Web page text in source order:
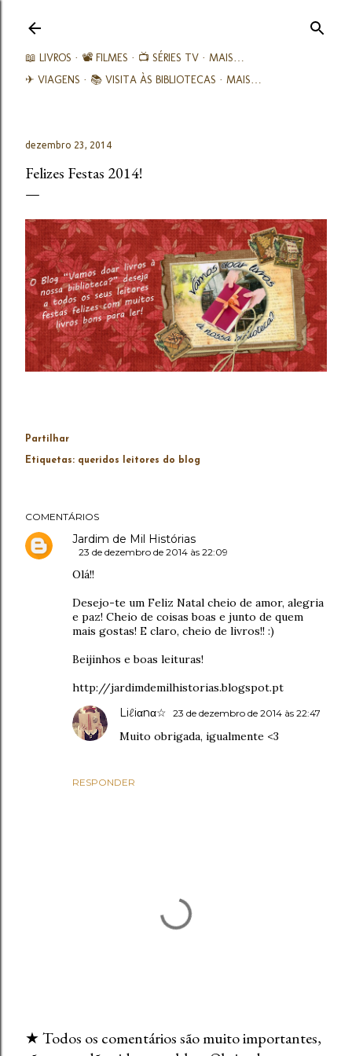
📖 LIVROS 📽️ FILMES 📺 SÉRIES TV
MAIS…
✈ VIAGENS
📚︎ VISITA ÀS BIBLIOTECAS MAIS…
dezembro 23, 2014
Felizes Festas 2014!
Partilhar
Etiquetas: queridos leitores do blog
COMENTÁRIOS
Jardim de Mil Histórias
23 de dezembro de 2014 às 22:09
Olá!!
Desejo-te um Feliz Natal cheio de amor, alegria
e paz! Cheio de coisas boas e junto de quem
mais gostas! E claro, cheio de livros!! :)
Beijinhos e boas leituras!
http://jardimdemilhistorias.blogspot.pt
RESPONDER
Liℓiαnα☆ 23 de dezembro de 2014 às 22:47
Muito obrigada, igualmente <3
★ Todos os comentários são muito importantes,